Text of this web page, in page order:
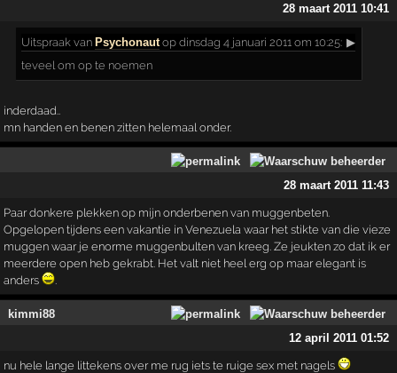
28 maart 2011 10:41
Uitspraak van Psychonautop dinsdag 4 januari 2011 om 10:25: ▶
teveel om op te noemen
inderdaad..
mn handen en benen zitten helemaal onder.
28 maart 2011 11:43
Paar donkere plekken op mijn onderbenen van muggenbeten.
Opgelopen tijdens een vakantie in Venezuela waar het stikte van die vieze
muggen waar je enorme muggenbulten van kreeg. Ze jeukten zo dat ik er
meerdere open heb gekrabt. Het valt niet heel erg op maar elegant is
anders
.
kimmi88
12 april 2011 01:52
nu hele lange littekens over me rug iets te ruige sex met nagels